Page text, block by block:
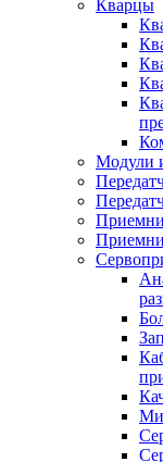
Кварцы
Модули